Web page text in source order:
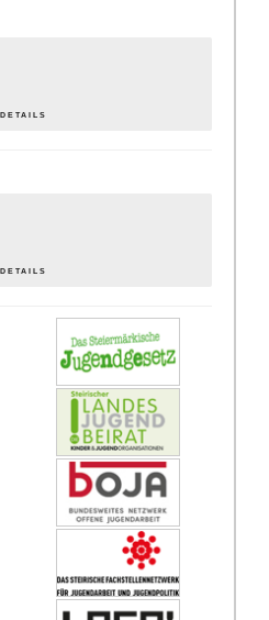
DETAILS
DETAILS